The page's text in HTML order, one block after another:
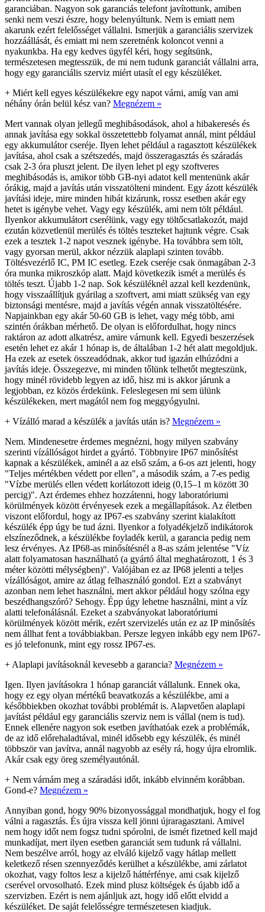
garanciában. Nagyon sok garanciás telefont javítottunk, amiben
senki nem veszi észre, hogy belenyúltunk. Nem is emiatt nem
akarunk ezért felelősséget vállalni. Ismerjük a garanciális szervizek
hozzáállását, és emiatt mi nem szeretnénk koloncot venni a
nyakunkba. Ha egy kedves ügyfél kéri, hogy segítsünk,
természetesen megtesszük, de mi nem tudunk garanciát vállalni arra,
hogy egy garanciális szerviz miért utasít el egy készüléket.
+ Miért kell egyes készülékekre egy napot várni, amíg van ami
néhány órán belül kész van? Megnézem »
Mert vannak olyan jellegű meghibásodások, ahol a hibakeresés és
annak javítása egy sokkal összetettebb folyamat annál, mint például
egy akkumulátor cseréje. Ilyen lehet például a ragasztott készülékek
javítása, ahol csak a szétszedés, majd összeragasztás és száradás
csak 2-3 óra pluszt jelent. De ilyen lehet pl egy szoftveres
meghibásodás is, amikor több GB-nyi adatot kell mentenünk akár
órákig, majd a javítás után visszatölteni mindent. Egy ázott készülék
javítási ideje, mire minden hibát kizárunk, rossz esetben akár egy
hetet is igénybe vehet. Vagy egy készülék, ami nem tölt például.
Ilyenkor akkumulátort cserélünk, vagy egy töltőcsatlakozót, majd
ezután közvetlenül merülés és töltés teszteket hajtunk végre. Csak
ezek a tesztek 1-2 napot vesznek igénybe. Ha továbbra sem tölt,
vagy gyorsan merül, akkor nézzük alaplapi szinten tovább.
Töltésvezérlő IC, PM IC esetleg. Ezek cseréje csak önmagában 2-3
óra munka mikroszkóp alatt. Majd következik ismét a merülés és
töltés teszt. Újabb 1-2 nap. Sok készüléknél azzal kell kezdenünk,
hogy visszaállítjuk gyárilag a szoftvert, ami miatt szükség van egy
biztonsági mentésre, majd a javítás végén annak visszatöltésére.
Napjainkban egy akár 50-60 GB is lehet, vagy még több, ami
szintén órákban mérhető. De olyan is előfordulhat, hogy nincs
raktáron az adott alkatrész, amire várnunk kell. Egyedi beszerzések
esetén lehet ez akár 1 hónap is, de általában 1-2 hét alatt megoldjuk.
Ha ezek az esetek összeadódnak, akkor tud igazán elhúzódni a
javítás ideje. Összegezve, mi minden tőlünk telhetőt megteszünk,
hogy minél rövidebb legyen az idő, hisz mi is akkor járunk a
legjobban, ez közös érdekünk. Feleslegesen mi sem ülünk
készülékeken, mert magától nem fog meggyógyulni.
+ Vízálló marad a készülék a javítás után is? Megnézem »
Nem. Mindenesetre érdemes megnézni, hogy milyen szabvány
szerinti vízállóságot hirdet a gyártó. Többnyire IP67 minősítést
kapnak a készülékek, aminél a az első szám, a 6-os azt jelenti, hogy
"Teljes mértékben védett por ellen", a második szám, a 7-es pedig
"Vízbe merülés ellen védett korlátozott ideig (0,15–1 m között 30
percig)". Azt érdemes ehhez hozzátenni, hogy laboratóriumi
körülmények között érvényesek ezek a megállapítások. Az életben
viszont előfordul, hogy az IP67-es szabvány szerint kialakított
készülék épp úgy be tud ázni. Ilyenkor a folyadékjelző indikátorok
elszíneződnek, a készülékbe foyladék kerül, a garancia pedig nem
lesz érvényes. Az IP68-as minősítésnél a 8-as szám jelentése "Víz
alatt folyamatosan használható (a gyártó által meghatározott, 1 és 3
méter közötti mélységben)". Valójában ez az IP68 jelenti a teljes
vízállóságot, amire az átlag felhasználó gondol. Ezt a szabványt
azonban nem lehet használni, mert akkor például hogy szólna egy
beszédhangszóró? Sehogy. Épp úgy lehetne használni, mint a víz
alatti telefonálásnál. Ezeket a szabványokat laboratóriumi
körülmények között mérik, ezért szervizelés után ez az IP minősítés
nem állhat fent a továbbiakban. Persze legyen inkább egy nem IP67-
es jó telefonunk, mint egy rossz IP67-es.
+ Alaplapi javításoknál kevesebb a garancia? Megnézem »
Igen. Ilyen javításokra 1 hónap garanciát vállalunk. Ennek oka,
hogy ez egy olyan mértékű beavatkozás a készülékbe, ami a
későbbiekben okozhat további problémát is. Alapvetően alaplapi
javítást például egy garanciális szerviz nem is vállal (nem is tud).
Ennek ellenére nagyon sok esetben javíthatóak ezek a problémák,
de az idő előrehaladtával, minél idősebb egy készülék, és minél
többször van javítva, annál nagyobb az esély rá, hogy újra elromlik.
Akár csak egy öreg személyautónál.
+ Nem várnám meg a száradási időt, inkább elvinném korábban.
Gond-e? Megnézem »
Annyiban gond, hogy 90% bizonyossággal mondhatjuk, hogy el fog
válni a ragasztás. És újra vissza kell jönni újraragasztani. Amivel
nem hogy időt nem fogsz tudni spórolni, de ismét fizetned kell majd
munkadíjat, mert ilyen esetben garanciát sem tudunk rá vállalni.
Nem beszélve arról, hogy az elváló kijelző vagy hátlap mellett
keletkező résen szennyeződés kerülhet a készülékbe, ami zárlatot
okozhat, vagy foltos lesz a kijelző háttérfénye, ami csak kijelző
cserével orvosolható. Ezek mind plusz költségek és újabb idő a
szervizben. Ezért is nem ajánljuk azt, hogy idő előtt elvidd a
készüléket. De saját felelősségre természetesen kiadjuk.